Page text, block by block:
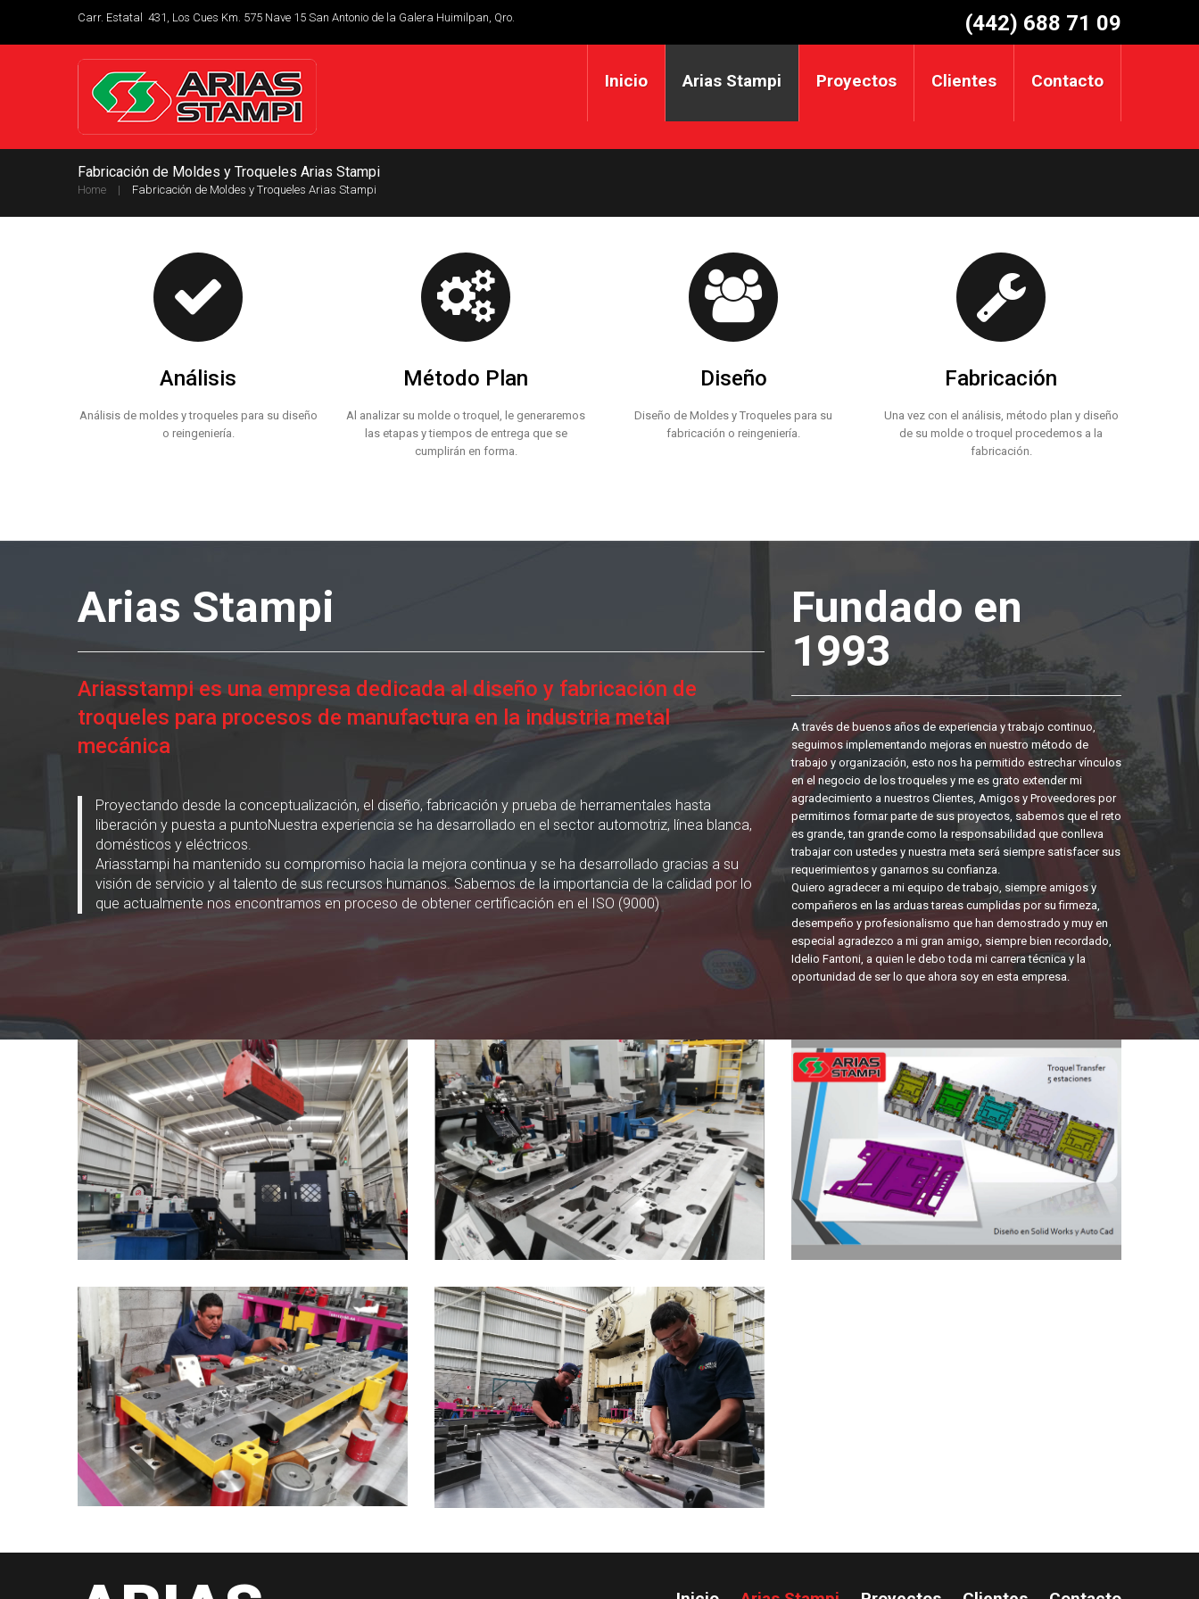
Carr. Estatal 431, Los Cues Km. 575 Nave 15 San Antonio de la Galera Huimilpan, Qro. (442) 688 71 09
Inicio Arias Stampi Proyectos Clientes Contacto
Fabricación de Moldes y Troqueles Arias Stampi
Home Fabricación de Moldes y Troqueles Arias Stampi
Análisis
Análisis de moldes y troqueles para su diseño
o reingeniería.
Método Plan
Al analizar su molde o troquel, le generaremos
las etapas y tiempos de entrega que se
cumplirán en forma.
Diseño
Diseño de Moldes y Troqueles para su
fabricación o reingeniería.
Fabricación
Una vez con el análisis, método plan y diseño
de su molde o troquel procedemos a la
fabricación.
Arias Stampi
Ariasstampi es una empresa dedicada al diseño y fabricación de
troqueles para procesos de manufactura en la industria metal
mecánica
Proyectando desde la conceptualización, el diseño, fabricación y prueba de herramentales hasta
liberación y puesta a puntoNuestra experiencia se ha desarrollado en el sector automotriz, línea blanca,
domésticos y eléctricos.
Ariasstampi ha mantenido su compromiso hacia la mejora continua y se ha desarrollado gracias a su
visión de servicio y al talento de sus recursos humanos. Sabemos de la importancia de la calidad por lo
que actualmente nos encontramos en proceso de obtener certificación en el ISO (9000)
Fundado en
1993
A través de buenos años de experiencia y trabajo continuo,
seguimos implementando mejoras en nuestro método de
trabajo y organización, esto nos ha permitido estrechar vínculos
en el negocio de los troqueles y me es grato extender mi
agradecimiento a nuestros Clientes, Amigos y Proveedores por
permitirnos formar parte de sus proyectos, sabemos que el reto
es grande, tan grande como la responsabilidad que conlleva
trabajar con ustedes y nuestra meta será siempre satisfacer sus
requerimientos y ganarnos su confianza.
Quiero agradecer a mi equipo de trabajo, siempre amigos y
compañeros en las arduas tareas cumplidas por su firmeza,
desempeño y profesionalismo que han demostrado y muy en
especial agradezco a mi gran amigo, siempre bien recordado,
Idelio Fantoni, a quien le debo toda mi carrera técnica y la
oportunidad de ser lo que ahora soy en esta empresa.